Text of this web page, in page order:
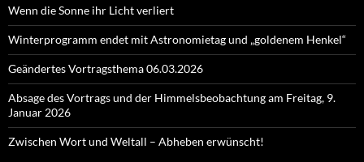
Wenn die Sonne ihr Licht verliert
Winterprogramm endet mit Astronomietag und „goldenem Henkel“
Geändertes Vortragsthema 06.03.2026
Absage des Vortrags und der Himmelsbeobachtung am Freitag, 9.
Januar 2026
Zwischen Wort und Weltall – Abheben erwünscht!